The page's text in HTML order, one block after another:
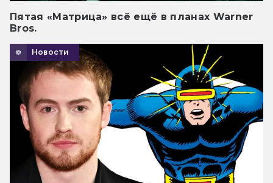
Пятая «Матрица» всё ещё в планах Warner
Bros.
Новости